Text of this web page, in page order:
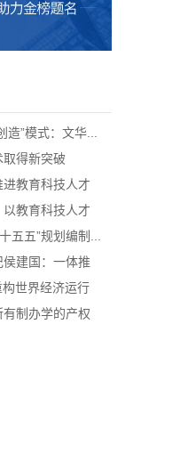
”模式：文华...
得新突破
教育科技人才
教育科技人才
五五”规划编制...
建国：一体推
世界经济运行
制办学的产权